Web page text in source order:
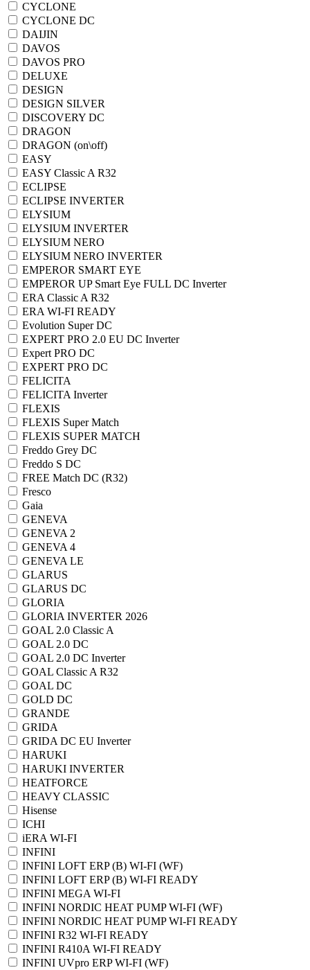
CYCLONE
CYCLONE DC
DAIJIN
DAVOS
DAVOS PRO
DELUXE
DESIGN
DESIGN SILVER
DISCOVERY DC
DRAGON
DRAGON (on\off)
EASY
EASY Classic A R32
ECLIPSE
ECLIPSE INVERTER
ELYSIUM
ELYSIUM INVERTER
ELYSIUM NERO
ELYSIUM NERO INVERTER
EMPEROR SMART EYE
EMPEROR UP Smart Eye FULL DC Inverter
ERA Classic A R32
ERA WI-FI READY
Evolution Super DC
EXPERT PRO 2.0 EU DC Inverter
Expert PRO DC
EXPERT PRO DC
FELICITA
FELICITA Inverter
FLEXIS
FLEXIS Super Match
FLEXIS SUPER MATCH
Freddo Grey DC
Freddo S DC
FREE Match DC (R32)
Fresco
Gaia
GENEVA
GENEVA 2
GENEVA 4
GENEVA LE
GLARUS
GLARUS DC
GLORIA
GLORIA INVERTER 2026
GOAL 2.0 Classic A
GOAL 2.0 DC
GOAL 2.0 DC Inverter
GOAL Classic A R32
GOAL DC
GOLD DC
GRANDE
GRIDA
GRIDA DC EU Inverter
HARUKI
HARUKI INVERTER
HEATFORCE
HEAVY CLASSIC
Hisense
ICHI
iERA WI-FI
INFINI
INFINI LOFT ERP (B) WI-FI (WF)
INFINI LOFT ERP (B) WI-FI READY
INFINI MEGA WI-FI
INFINI NORDIC HEAT PUMP WI-FI (WF)
INFINI NORDIC HEAT PUMP WI-FI READY
INFINI R32 WI-FI READY
INFINI R410A WI-FI READY
INFINI UVpro ERP WI-FI (WF)